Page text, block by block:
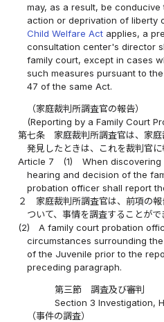
may, as a result, be
action or deprivation of liberty
Child Welfare Act applies, a
consultation center's director
family court, except in cases
such measures pursuant to
47 of the same Act.
（家庭裁判所調査官の報告）
(Reporting by a Family Court
第七条
家庭裁判所調査官は、家
発見したときは、これを裁判官に
Article 7
(1)
When
hearing and decision of the
probation officer shall report
２
家庭裁判所調査官は、前項の
ついて、事情を調査することがで
(2)
A family court probation
circumstances surrounding
of the Juvenile prior to the
preceding paragraph.
第三節 調査及び審判
Section 3 Investigation,
（事件の調査）